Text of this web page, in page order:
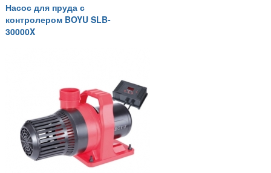
Насос для пруда с
контролером BOYU SLB-
30000X